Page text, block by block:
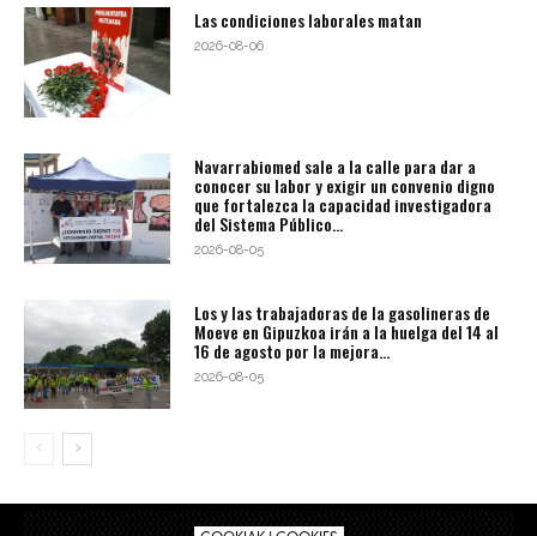
Las condiciones laborales matan
2026-08-06
Navarrabiomed sale a la calle para dar a
conocer su labor y exigir un convenio digno
que fortalezca la capacidad investigadora
del Sistema Público...
2026-08-05
Los y las trabajadoras de la gasolineras de
Moeve en Gipuzkoa irán a la huelga del 14 al
16 de agosto por la mejora...
2026-08-05